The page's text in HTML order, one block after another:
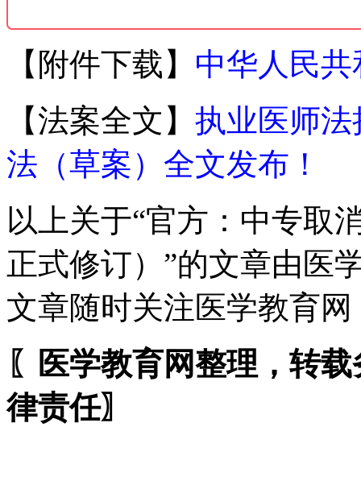
【附件下载】 中华人民
【法案全文】 执业医师
法（草案）全文发布！
以上关于“官方：中专取
正式修订）”的文章由医
文章随时关注医学教育网
〖医学教育网整理，转
律责任〗